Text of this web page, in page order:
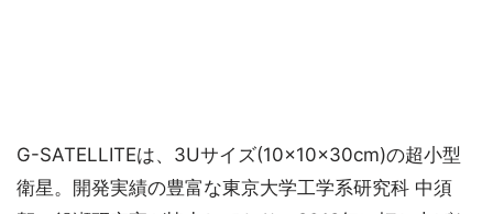
G-SATELLITEは、3Uサイズ(10×10×30cm)の超小型
衛星。開発実績の豊富な東京大学工学系研究科 中須